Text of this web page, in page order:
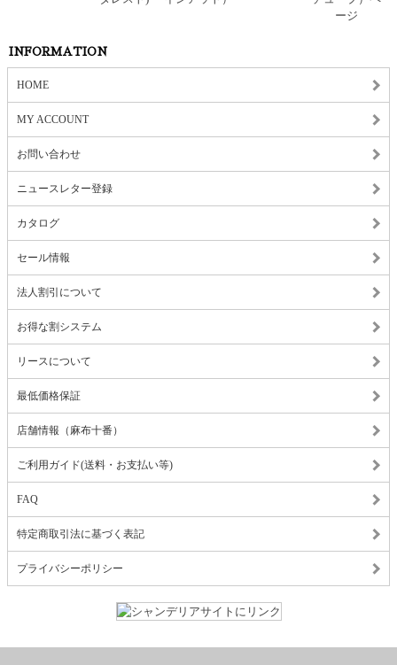
INFORMATION
HOME
MY ACCOUNT
お問い合わせ
ニュースレター登録
カタログ
セール情報
法人割引について
お得な割システム
リースについて
最低価格保証
店舗情報（麻布十番）
ご利用ガイド(送料・お支払い等)
FAQ
特定商取引法に基づく表記
プライバシーポリシー